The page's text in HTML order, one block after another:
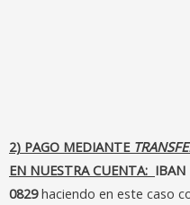
2) PAGO MEDIANTE
EN NUESTRA CUENTA: IBAN
0829haciendo en este caso